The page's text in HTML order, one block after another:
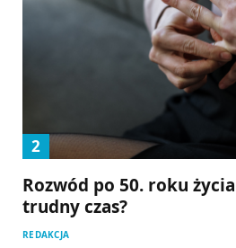
Rozwód po 50. roku
trudny czas?
REDAKCJA